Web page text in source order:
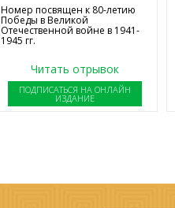
Номер посвящен к 80-летию
Победы в Великой
Отечественной войне в 1941-
1945 гг.
Читать отрывок
ПОДПИСАТЬСЯ НА ОНЛАЙН
ИЗДАНИЕ